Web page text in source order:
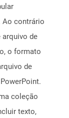
contrário
arquivo de
o formato
de
coleção
texto,